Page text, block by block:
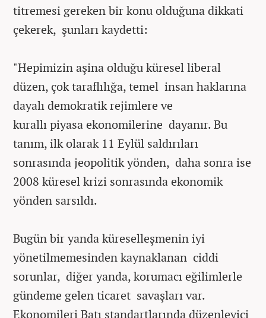
titremesi gereken bir konu olduğuna dikkati
çekerek, şunları kaydetti:
"Hepimizin aşina olduğu küresel liberal
düzen, çok taraflılığa, temel insan haklarına
dayalı demokratik rejimlere ve
kurallı piyasa ekonomilerine dayanır. Bu
tanım, ilk olarak 11 Eylül saldırıları
sonrasında jeopolitik yönden, daha sonra ise
2008 küresel krizi sonrasında ekonomik
yönden sarsıldı.
Bugün bir yanda küreselleşmenin iyi
yönetilmemesinden kaynaklanan ciddi
sorunlar, diğer yanda, korumacı eğilimlerle
gündeme gelen ticaret savaşları var.
Ekonomileri Batı standartlarında düzenleyici